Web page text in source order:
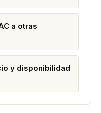
a otras
y disponibilidad